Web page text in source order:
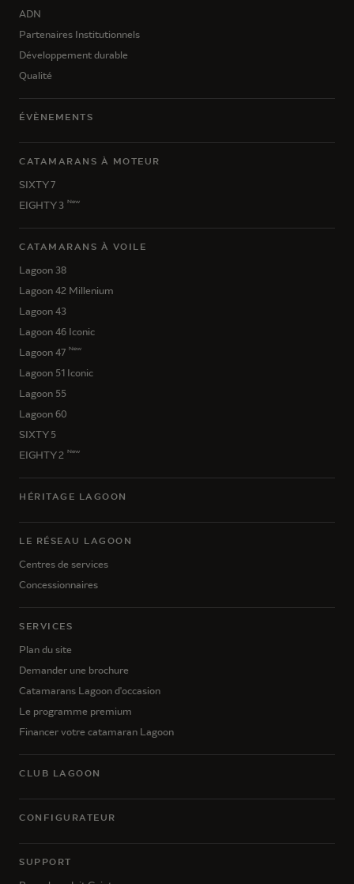
ADN
Partenaires Institutionnels
Développement durable
Qualité
ÉVÈNEMENTS
CATAMARANS À MOTEUR
SIXTY 7
EIGHTY 3 New
CATAMARANS À VOILE
Lagoon 38
Lagoon 42 Millenium
Lagoon 43
Lagoon 46 Iconic
Lagoon 47 New
Lagoon 51 Iconic
Lagoon 55
Lagoon 60
SIXTY 5
EIGHTY 2
New
HÉRITAGE LAGOON
LE RÉSEAU LAGOON
Centres de services
Concessionnaires
SERVICES
Plan du site
Demander une brochure
Catamarans Lagoon d'occasion
Le programme premium
Financer votre catamaran Lagoon
CLUB LAGOON
CONFIGURATEUR
SUPPORT